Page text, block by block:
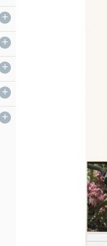
+
+
+
+
+